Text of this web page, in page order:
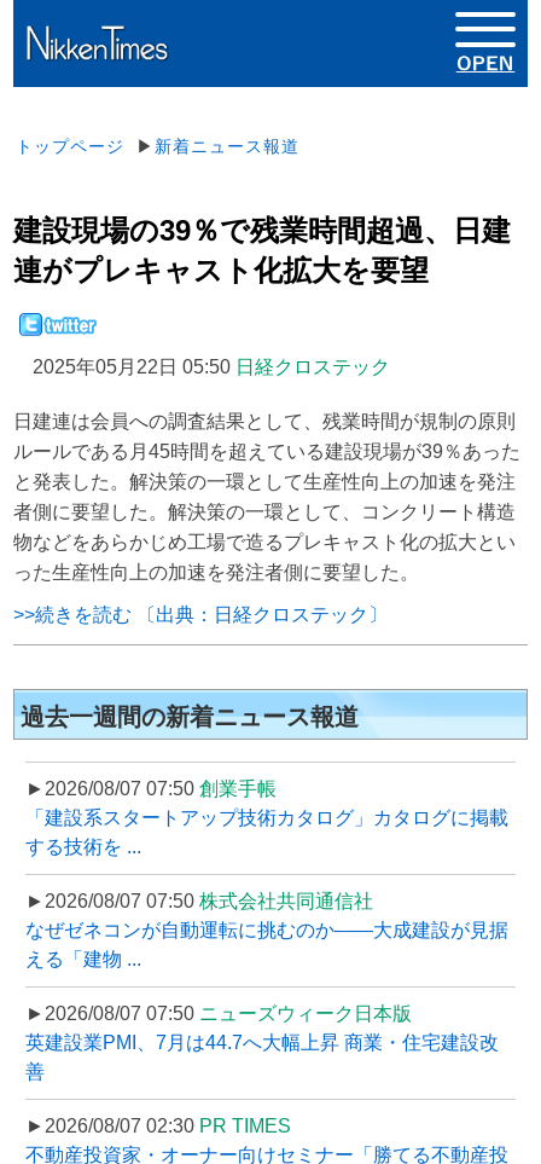
トップページ ▶ 新着ニュース報道
建設現場の39％で残業時間超過、日建
連がプレキャスト化拡大を要望
2025年05月22日 05:50 日経クロステック
日建連は会員への調査結果として、残業時間が規制の原則
ルールである月45時間を超えている建設現場が39％あった
と発表した。解決策の一環として生産性向上の加速を発注
者側に要望した。解決策の一環として、コンクリート構造
物などをあらかじめ工場で造るプレキャスト化の拡大とい
った生産性向上の加速を発注者側に要望した。
>>続きを読む 〔出典：日経クロステック〕
過去一週間の新着ニュース報道
►2026/08/07 07:50 創業手帳
「建設系スタートアップ技術カタログ」カタログに掲載
する技術を ...
►2026/08/07 07:50 株式会社共同通信社
なぜゼネコンが自動運転に挑むのか――大成建設が見据
える「建物 ...
►2026/08/07 07:50 ニューズウィーク日本版
英建設業PMI、7月は44.7へ大幅上昇 商業・住宅建設改
善
►2026/08/07 02:30 PR TIMES
不動産投資家・オーナー向けセミナー「勝てる不動産投